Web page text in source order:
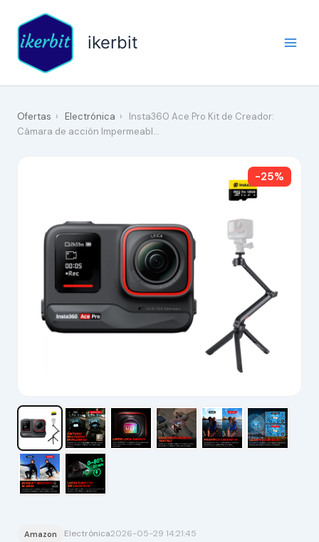
contenido
ikerbit
Ofertas › Electrónica ›
Insta360 Ace Pro Kit de Creador:
Cámara de acción Impermeabl…
-25%
Amazon Electrónica2026-05-29 14:21:45